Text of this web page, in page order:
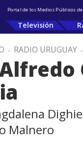
Portal de los Medios Públicos
Televisión
. RADIO URUGUAY .
Malnero